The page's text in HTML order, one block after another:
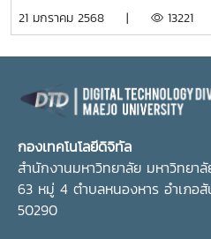
อธิการบดี รองศาสตราจารย์
21 มกราคม 2568 | 13221
กองเทคโนโลยีดิจิทัล
สำนักงานมหาวิทยาลัย มหาวิทยาลั
63 หมู่ 4 ตำบลหนองหาร อำเภอสั
50290